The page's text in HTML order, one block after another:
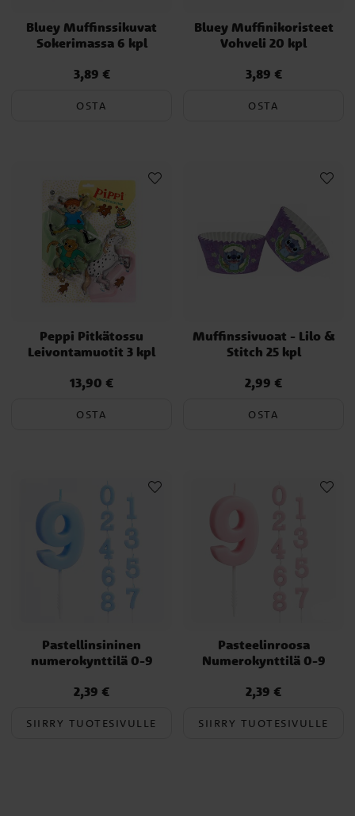
Bluey Muffinssikuvat
Sokerimassa 6 kpl
Hinta:3,89 €
3,89 €
OSTA
Bluey Muffinikoristeet
Vohveli 20 kpl
Hinta:3,89 €
3,89 €
OSTA
Peppi Pitkätossu
Leivontamuotit 3 kpl
Hinta:13,90 €
13,90 €
OSTA
Muffinssivuoat - Lilo &
Stitch 25 kpl
Hinta:2,99 €
2,99 €
OSTA
Pastellinsininen
numerokynttilä 0-9
Hinta:2,39 €
2,39 €
SIIRRY TUOTESIVULLE
Pasteelinroosa
Numerokynttilä 0-9
Hinta:2,39 €
2,39 €
SIIRRY TUOTESIVULLE